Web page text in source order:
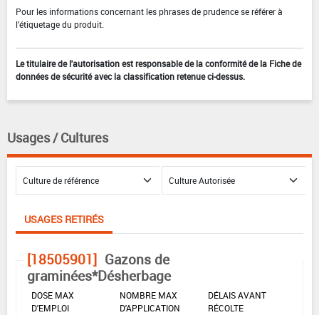
Pour les informations concernant les phrases de prudence se référer à
l'étiquetage du produit.
Le titulaire de l'autorisation est responsable de la conformité de la Fiche de
données de sécurité avec la classification retenue ci-dessus.
Usages / Cultures
USAGES RETIRÉS
[18505901] Gazons de
graminées*Désherbage
DOSE MAX
D'EMPLOI
NOMBRE MAX
D'APPLICATION
DÉLAIS AVANT
RÉCOLTE